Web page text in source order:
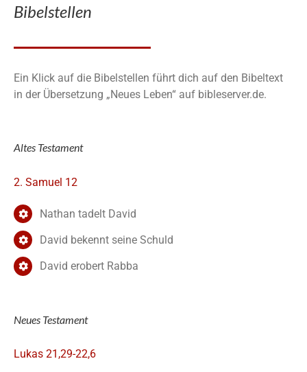
Bibelstellen
Ein Klick auf die Bibelstellen führt dich auf den Bibeltext
in der Übersetzung „Neues Leben“ auf bibleserver.de.
Altes Testament
2. Samuel 12
Nathan tadelt David
David bekennt seine Schuld
David erobert Rabba
Neues Testament
Lukas 21,29-22,6